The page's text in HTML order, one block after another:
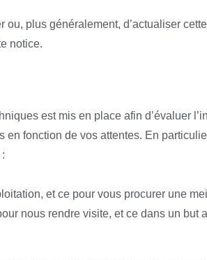
plus généralement, d’actualiser
notice.
est mis en place afin d’évaluer
fonction de vos attentes. En
et ce pour vous procurer une
nous rendre visite, et ce dans un but